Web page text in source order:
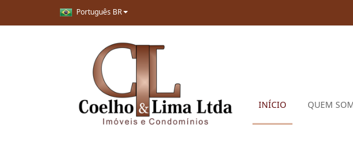
Português BR
INÍCIO QUEM